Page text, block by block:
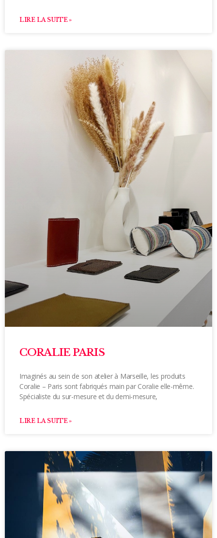
LIRE LA SUITE »
CORALIE PARIS
Imaginés au sein de son atelier à Marseille, les produits
Coralie – Paris sont fabriqués main par Coralie elle-même.
Spécialiste du sur-mesure et du demi-mesure,
LIRE LA SUITE »